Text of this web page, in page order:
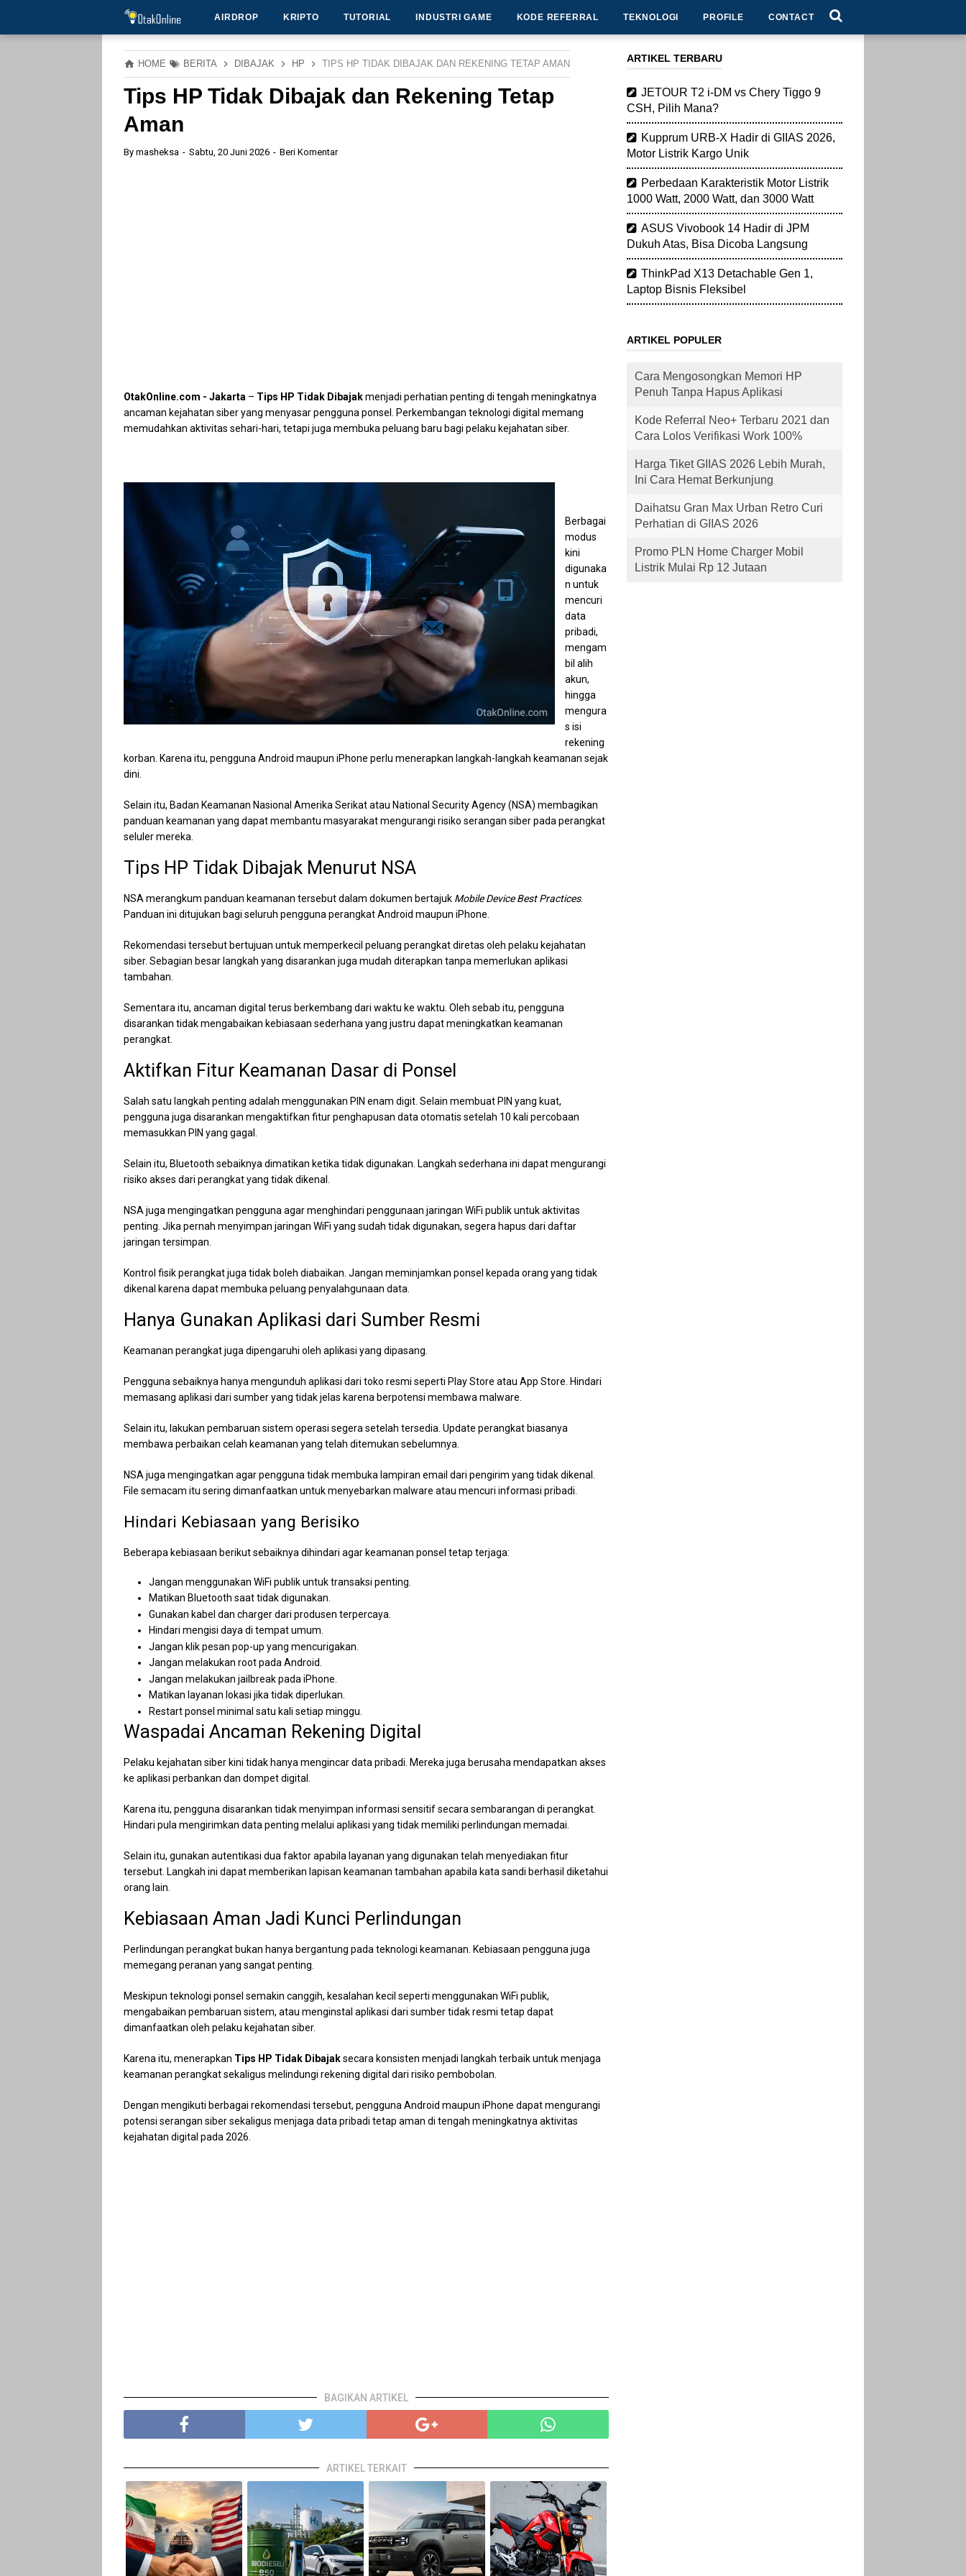
AIRDROP KRIPTO TUTORIAL INDUSTRI GAME KODE REFERRAL TEKNOLOGI PROFILE CONTACT
HOME BERITA DIBAJAK HP TIPS HP TIDAK DIBAJAK DAN REKENING TETAP AMAN
Tips HP Tidak Dibajak dan Rekening Tetap
Aman
By masheksa Sabtu, 20 Juni 2026 Beri Komentar
OtakOnline.com - Jakarta – Tips HP Tidak Dibajakmenjadi perhatian penting di tengah meningkatnya
ancaman kejahatan siber yang menyasar pengguna ponsel. Perkembangan teknologi digital memang
memudahkan aktivitas sehari-hari, tetapi juga membuka peluang baru bagi pelaku kejahatan siber.
Berbagai
modus
kini
digunaka
n untuk
mencuri
data
pribadi,
mengam
bil alih
akun,
hingga
mengura
s isi
rekening
korban. Karena itu, pengguna Android maupun iPhone perlu menerapkan langkah-langkah keamanan sejak
dini.
Selain itu, Badan Keamanan Nasional Amerika Serikat atau National Security Agency (NSA) membagikan
panduan keamanan yang dapat membantu masyarakat mengurangi risiko serangan siber pada perangkat
seluler mereka.
Tips HP Tidak Dibajak Menurut NSA
NSA merangkum panduan keamanan tersebut dalam dokumen bertajuk Mobile Device Best Practices.
Panduan ini ditujukan bagi seluruh pengguna perangkat Android maupun iPhone.
Rekomendasi tersebut bertujuan untuk memperkecil peluang perangkat diretas oleh pelaku kejahatan
siber. Sebagian besar langkah yang disarankan juga mudah diterapkan tanpa memerlukan aplikasi
tambahan.
Sementara itu, ancaman digital terus berkembang dari waktu ke waktu. Oleh sebab itu, pengguna
disarankan tidak mengabaikan kebiasaan sederhana yang justru dapat meningkatkan keamanan
perangkat.
Aktifkan Fitur Keamanan Dasar di Ponsel
Salah satu langkah penting adalah menggunakan PIN enam digit. Selain membuat PIN yang kuat,
pengguna juga disarankan mengaktifkan fitur penghapusan data otomatis setelah 10 kali percobaan
memasukkan PIN yang gagal.
Selain itu, Bluetooth sebaiknya dimatikan ketika tidak digunakan. Langkah sederhana ini dapat mengurangi
risiko akses dari perangkat yang tidak dikenal.
NSA juga mengingatkan pengguna agar menghindari penggunaan jaringan WiFi publik untuk aktivitas
penting. Jika pernah menyimpan jaringan WiFi yang sudah tidak digunakan, segera hapus dari daftar
jaringan tersimpan.
Kontrol fisik perangkat juga tidak boleh diabaikan. Jangan meminjamkan ponsel kepada orang yang tidak
dikenal karena dapat membuka peluang penyalahgunaan data.
Hanya Gunakan Aplikasi dari Sumber Resmi
Keamanan perangkat juga dipengaruhi oleh aplikasi yang dipasang.
Pengguna sebaiknya hanya mengunduh aplikasi dari toko resmi seperti Play Store atau App Store. Hindari
memasang aplikasi dari sumber yang tidak jelas karena berpotensi membawa malware.
Selain itu, lakukan pembaruan sistem operasi segera setelah tersedia. Update perangkat biasanya
membawa perbaikan celah keamanan yang telah ditemukan sebelumnya.
NSA juga mengingatkan agar pengguna tidak membuka lampiran email dari pengirim yang tidak dikenal.
File semacam itu sering dimanfaatkan untuk menyebarkan malware atau mencuri informasi pribadi.
Hindari Kebiasaan yang Berisiko
Beberapa kebiasaan berikut sebaiknya dihindari agar keamanan ponsel tetap terjaga:
Jangan menggunakan WiFi publik untuk transaksi penting.
Matikan Bluetooth saat tidak digunakan.
Gunakan kabel dan charger dari produsen terpercaya.
Hindari mengisi daya di tempat umum.
Jangan klik pesan pop-up yang mencurigakan.
Jangan melakukan root pada Android.
Jangan melakukan jailbreak pada iPhone.
Matikan layanan lokasi jika tidak diperlukan.
Restart ponsel minimal satu kali setiap minggu.
Waspadai Ancaman Rekening Digital
Pelaku kejahatan siber kini tidak hanya mengincar data pribadi. Mereka juga berusaha mendapatkan akses
ke aplikasi perbankan dan dompet digital.
Karena itu, pengguna disarankan tidak menyimpan informasi sensitif secara sembarangan di perangkat.
Hindari pula mengirimkan data penting melalui aplikasi yang tidak memiliki perlindungan memadai.
Selain itu, gunakan autentikasi dua faktor apabila layanan yang digunakan telah menyediakan fitur
tersebut. Langkah ini dapat memberikan lapisan keamanan tambahan apabila kata sandi berhasil diketahui
orang lain.
Kebiasaan Aman Jadi Kunci Perlindungan
Perlindungan perangkat bukan hanya bergantung pada teknologi keamanan. Kebiasaan pengguna juga
memegang peranan yang sangat penting.
Meskipun teknologi ponsel semakin canggih, kesalahan kecil seperti menggunakan WiFi publik,
mengabaikan pembaruan sistem, atau menginstal aplikasi dari sumber tidak resmi tetap dapat
dimanfaatkan oleh pelaku kejahatan siber.
Karena itu, menerapkan Tips HP Tidak Dibajaksecara konsisten menjadi langkah terbaik untuk menjaga
keamanan perangkat sekaligus melindungi rekening digital dari risiko pembobolan.
Dengan mengikuti berbagai rekomendasi tersebut, pengguna Android maupun iPhone dapat mengurangi
potensi serangan siber sekaligus menjaga data pribadi tetap aman di tengah meningkatnya aktivitas
kejahatan digital pada 2026.
BAGIKAN ARTIKEL
ARTIKEL TERKAIT
ARTIKEL TERBARU
JETOUR T2 i-DM vs Chery Tiggo 9
CSH, Pilih Mana?
Kupprum URB-X Hadir di GIIAS 2026,
Motor Listrik Kargo Unik
Perbedaan Karakteristik Motor Listrik
1000 Watt, 2000 Watt, dan 3000 Watt
ASUS Vivobook 14 Hadir di JPM
Dukuh Atas, Bisa Dicoba Langsung
ThinkPad X13 Detachable Gen 1,
Laptop Bisnis Fleksibel
ARTIKEL POPULER
Cara Mengosongkan Memori HP
Penuh Tanpa Hapus Aplikasi
Kode Referral Neo+ Terbaru 2021 dan
Cara Lolos Verifikasi Work 100%
Harga Tiket GIIAS 2026 Lebih Murah,
Ini Cara Hemat Berkunjung
Daihatsu Gran Max Urban Retro Curi
Perhatian di GIIAS 2026
Promo PLN Home Charger Mobil
Listrik Mulai Rp 12 Jutaan